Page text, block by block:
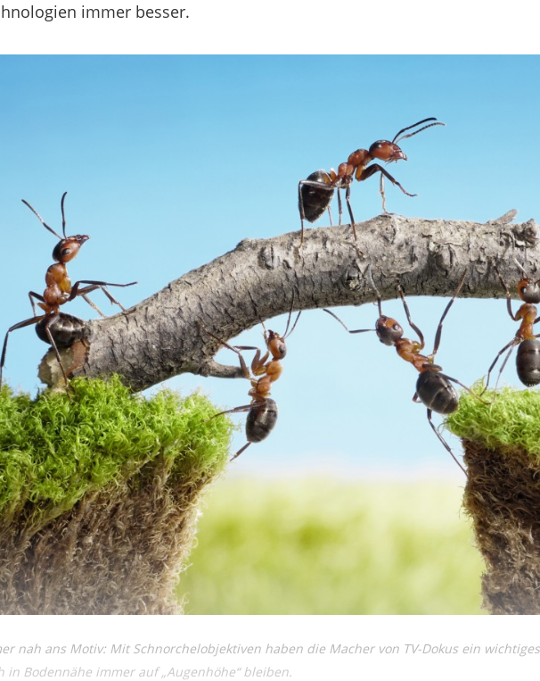
immer besser.
nah ans Motiv: Mit Schnorchelobjektiven haben die Macher von TV-Dokus ein
in Bodennähe immer auf „Augenhöhe“ bleiben.